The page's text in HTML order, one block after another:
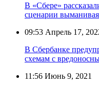
В «Сбере»
сценарии
09:53 Апрель 17,
В Сбербанке
схемам с
11:56 Июнь 9, 2021